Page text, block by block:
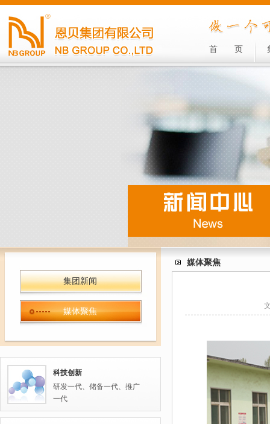
首 页
集团新闻
媒体聚焦
科技创新
研发一代、储备一代、推广
一代
媒体聚焦